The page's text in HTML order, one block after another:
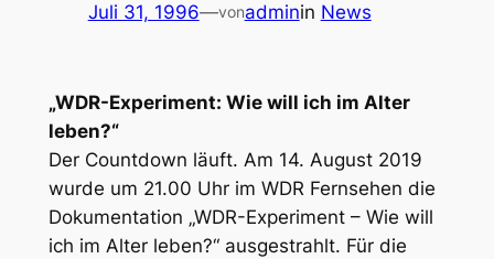
Juli 31, 1996—vonadminin News
„WDR-Experiment: Wie will ich im Alter
leben?“
Der Countdown läuft. Am 14. August 2019
wurde um 21.00 Uhr im WDR Fernsehen die
Dokumentation „WDR-Experiment – Wie will
ich im Alter leben?“ ausgestrahlt. Für die